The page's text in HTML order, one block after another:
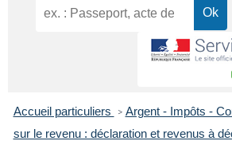
Accueil particuliers > Argent - Impôts -
sur le revenu : déclaration et revenus à